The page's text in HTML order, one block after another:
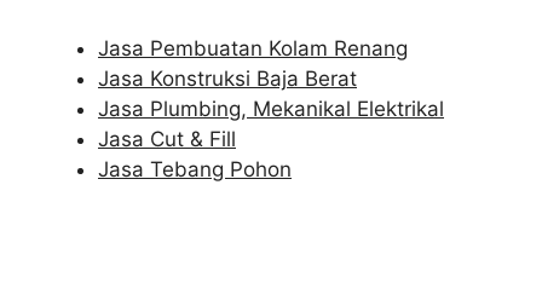
Jasa Pembuatan Kolam Renang
Jasa Konstruksi Baja Berat
Jasa Plumbing, Mekanikal Elektrikal
Jasa Cut & Fill
Jasa Tebang Pohon